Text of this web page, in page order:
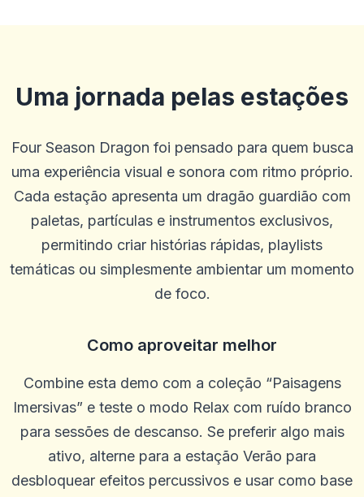
Uma jornada pelas estações
Four Season Dragon foi pensado para quem busca
uma experiência visual e sonora com ritmo próprio.
Cada estação apresenta um dragão guardião com
paletas, partículas e instrumentos exclusivos,
permitindo criar histórias rápidas, playlists
temáticas ou simplesmente ambientar um momento
de foco.
Como aproveitar melhor
Combine esta demo com a coleção “Paisagens
Imersivas” e teste o modo Relax com ruído branco
para sessões de descanso. Se preferir algo mais
ativo, alterne para a estação Verão para
desbloquear efeitos percussivos e usar como base
Kameron Bacon
Ótimo site, pagamentos rápidos e ótimas probabilidades. O
suporte geralmente é rápido, às vezes pode ser lento, mas a
persistência compensa. Sou leal ao solo há 5 anos
0 0
Randy Cha
Bom tempo para passar